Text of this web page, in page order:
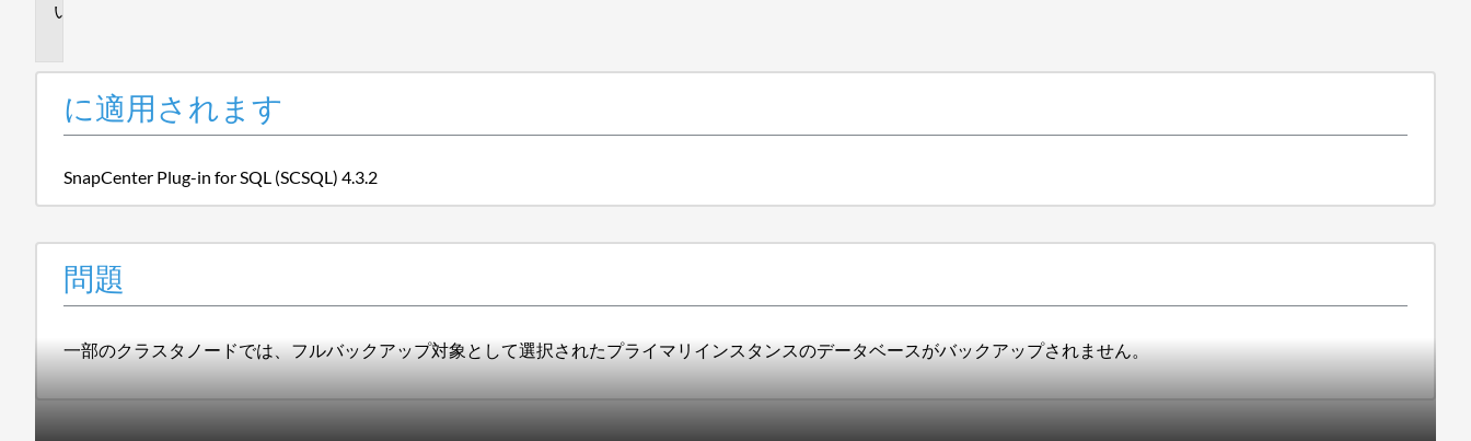
に適用されます
SnapCenter Plug-in for SQL (SCSQL) 4.3.2
問題
一部のクラスタノードでは、フルバックアップ対象として選択されたプライマリインスタンスのデータベースがバックアップされません。